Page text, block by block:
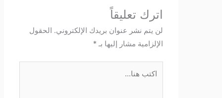
اترك تعليقاً
لن يتم نشر عنوان بريدك الإلكتروني. الحقول
الإلزامية مشار إليها بـ*